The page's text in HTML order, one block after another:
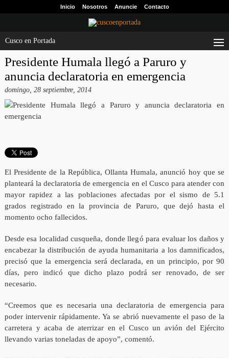
Inicio Nosotros Anuncie Contacto
Cusco en Portada
Presidente Humala llegó a Paruro y
anuncia declaratoria en emergencia
domingo, 28 septiembre, 2014
El Presidente de la República, Ollanta Humala, anunció hoy que se
planteará la declaratoria de emergencia en el Cusco para atender con
mayor rapidez a las poblaciones afectadas por el sismo de 5.1
grados registrado en la provincia de Paruro, que dejó hasta el
momento ocho fallecidos.
Desde esa localidad cusqueña, donde llegó para evaluar los daños y
encabezar la distribución de ayuda humanitaria a los damnificados,
precisó que la emergencia será declarada, en un principio, por 90
días, pero indicó que dicho plazo podrá ser renovado, de ser
necesario.
“Creemos que es necesaria una declaratoria de emergencia para
poder intervenir rápidamente. Ya se abrió nuevamente el paso de la
carretera y acaba de aterrizar en el Cusco un avión del Ejército
llevando varias toneladas de apoyo”, comentó.